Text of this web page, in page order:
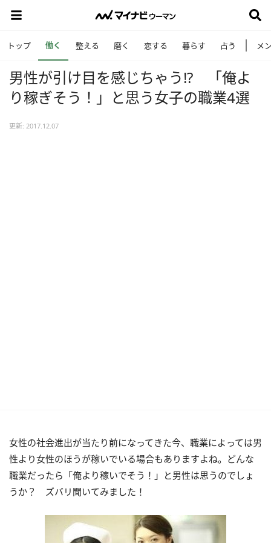
トップ 働く 整える 磨く 恋する 暮らす 占う メ
男性が引け目を感じちゃう!? 「俺よ
り稼ぎそう！」と思う女子の職業4選
更新: 2017.12.07
女性の社会進出が当たり前になってきた今、職業によっては男
性より女性のほうが稼いでいる場合もありますよね。どんな
職業だったら「俺より稼いでそう！」と男性は思うのでしょ
うか？ ズバリ聞いてみました！